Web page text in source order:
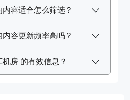
容适合怎么筛选？
容更新频率高吗？
房 的有效信息？